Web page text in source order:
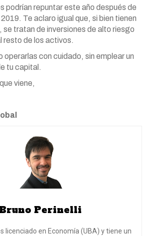
podrían repuntar este año después de
Te aclaro igual que, si bien tienen
tratan de inversiones de alto riesgo
resto de los activos.
operarlas con cuidado, sin emplear un
tu capital.
viene,
Bruno Perinelli
licenciado en Economía (UBA) y tiene un